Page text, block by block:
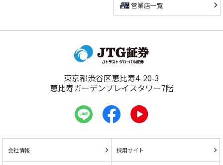
営業店一覧
東京都渋谷区恵比寿4-20-3
恵比寿ガーデンプレイスタワー7階
会社情報 採用サイト